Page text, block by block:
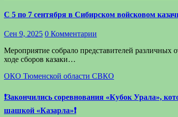
С 5 по 7 сентября в Сибирском войсковом
Сен 9, 2025 0 Комментарии
Мероприятие собрало представителей различных
ходе сборов казаки…
ОКО Тюменской области СВКО
❗️Закончились соревнования «Кубок Урала»,
шашкой «Казарла»❗️